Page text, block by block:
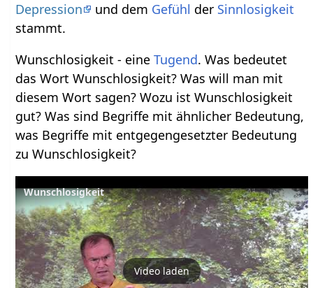
Depression
und dem Gefühl der Sinnlosigkeit
stammt.
Wunschlosigkeit - eineTugend. Was bedeutet
das Wort Wunschlosigkeit? Was will man mit
diesem Wort sagen? Wozu ist Wunschlosigkeit
gut? Was sind Begriffe mit ähnlicher Bedeutung,
was Begriffe mit entgegengesetzter Bedeutung
zu Wunschlosigkeit?
Wunschlosigkeit
Video laden